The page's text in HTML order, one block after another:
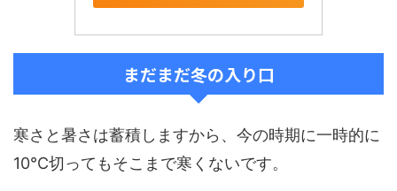
まだまだ冬の入り口
寒さと暑さは蓄積しますから、今の時期に一時的に
10℃切ってもそこまで寒くないです。